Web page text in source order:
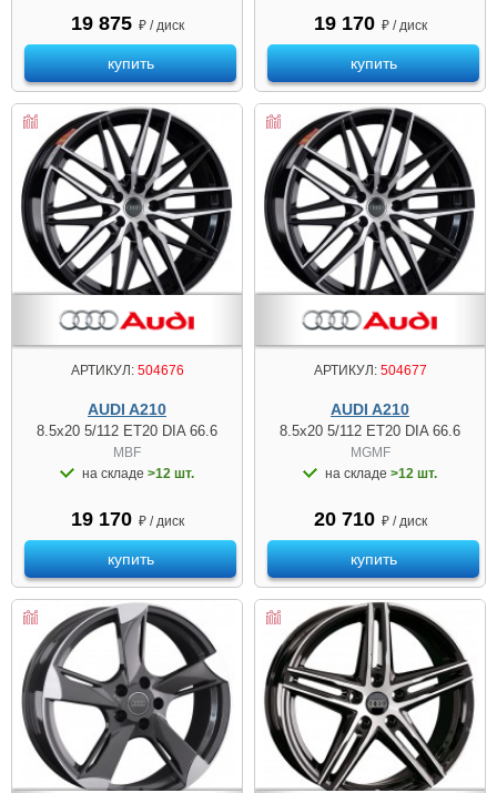
19 875 ₽ / диск
купить
19 170 ₽ / диск
купить
АРТИКУЛ:504676
AUDI A210
8.5x20 5/112 ET20 DIA 66.6
MBF
на складе >12 шт.
19 170 ₽ / диск
купить
АРТИКУЛ:504677
AUDI A210
8.5x20 5/112 ET20 DIA 66.6
MGMF
на складе >12 шт.
20 710 ₽ / диск
купить